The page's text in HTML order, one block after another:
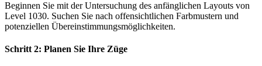
Beginnen Sie mit der Untersuchung des anfänglichen Layouts von
Level 1030. Suchen Sie nach offensichtlichen Farbmustern und
potenziellen Übereinstimmungsmöglichkeiten.
Schritt 2: Planen Sie Ihre Züge